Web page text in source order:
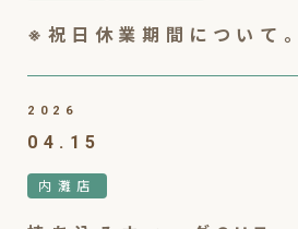
※祝日休業期間について。
2026
04.15
内灘店